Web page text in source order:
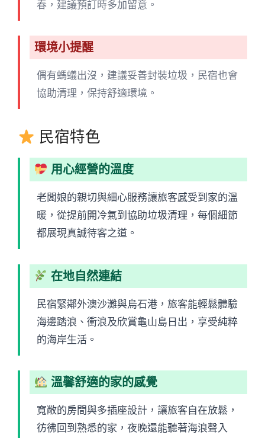
春，建議預訂時多加留意。
環境小提醒
偶有螞蟻出沒，建議妥善封裝垃圾，民宿也會
協助清理，保持舒適環境。
民宿特色
用心經營的溫度
老闆娘的親切與細心服務讓旅客感受到家的溫
暖，從提前開冷氣到協助垃圾清理，每個細節
都展現真誠待客之道。
在地自然連結
民宿緊鄰外澳沙灘與烏石港，旅客能輕鬆體驗
海邊踏浪、衝浪及欣賞龜山島日出，享受純粹
的海岸生活。
溫馨舒適的家的感覺
寬敞的房間與多插座設計，讓旅客自在放鬆，
彷彿回到熟悉的家，夜晚還能聽著海浪聲入